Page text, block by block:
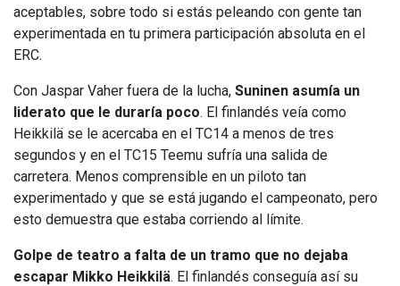
aceptables, sobre todo si estás peleando con gente tan
experimentada en tu primera participación absoluta en el
ERC.
Con Jaspar Vaher fuera de la lucha, Suninen asumía un
liderato que le duraría poco. El finlandés veía como
Heikkilä se le acercaba en el TC14 a menos de tres
segundos y en el TC15 Teemu sufría una salida de
carretera. Menos comprensible en un piloto tan
experimentado y que se está jugando el campeonato, pero
esto demuestra que estaba corriendo al límite.
Golpe de teatro a falta de un tramo que no dejaba
escapar Mikko Heikkilä. El finlandés conseguía así su